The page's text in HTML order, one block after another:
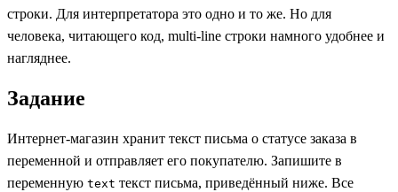
строки. Для интерпретатора это одно и то же. Но для
человека, читающего код, multi-line строки намного удобнее и
нагляднее.
Задание
Интернет-магазин хранит текст письма о статусе заказа в
переменной и отправляет его покупателю. Запишите в
переменную text текст письма, приведённый ниже. Все